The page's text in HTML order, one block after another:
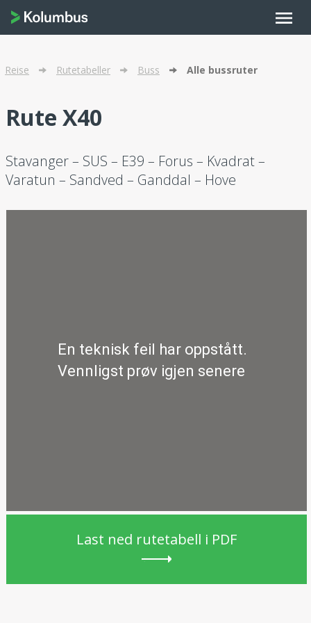
menu
Reise Rutetabeller Buss Alle bussruter
Rute X40
Stavanger – SUS – E39 – Forus – Kvadrat –
Varatun – Sandved – Ganddal – Hove
En teknisk feil har oppstått.
Vennligst prøv igjen senere
Last ned rutetabell i PDF